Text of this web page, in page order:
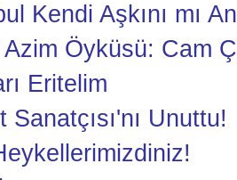
Kendi Aşkını mı
Azim Öyküsü: Cam
Eritelim
Unuttu!